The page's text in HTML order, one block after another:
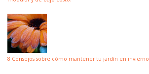
8 Consejos sobre cómo mantener tu jardín en invierno